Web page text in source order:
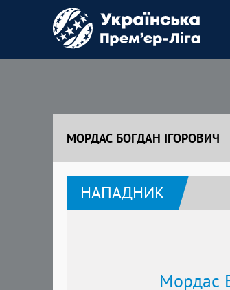
Зоря
Полісся
МОРДАС БОГДАН ІГОРОВИЧ
НАПАДНИК
Мордас